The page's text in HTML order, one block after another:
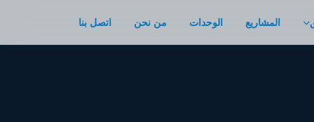
المشاريع الوحدات من نحن اتصل بنا